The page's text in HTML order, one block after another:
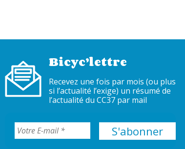
Bicyc’lettre
Recevez une fois par mois (ou plus
si l’actualité l’exige) un résumé de
l’actualité du CC37 par mail